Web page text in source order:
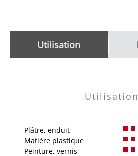
Utilisation
Utilisation
Plâtre, enduit
Matière plastique
Peinture, vernis